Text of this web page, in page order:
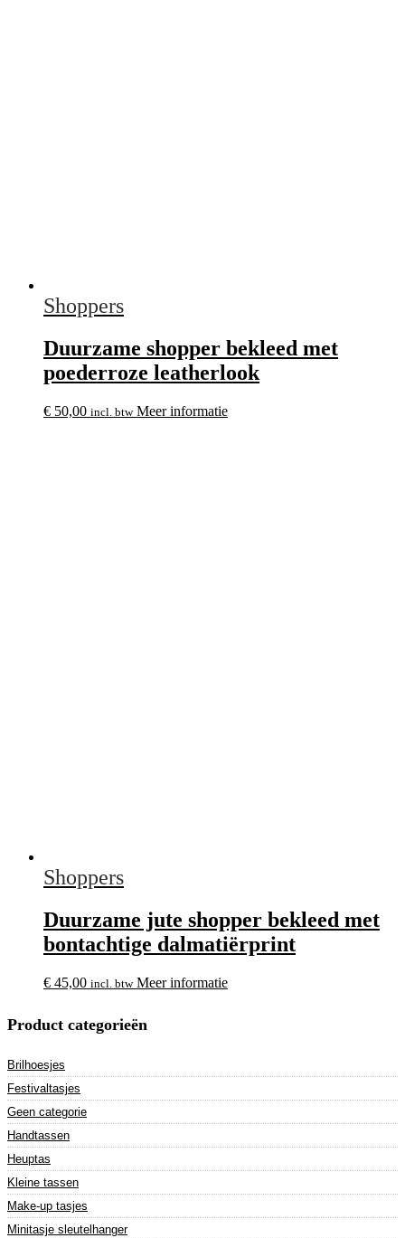
Shoppers
Duurzame shopper bekleed met
poederroze leatherlook
€ 50,00 incl. btw Meer informatie
Shoppers
Duurzame jute shopper bekleed met
bontachtige dalmatiërprint
€ 45,00 incl. btw Meer informatie
Product categorieën
Brilhoesjes
Festivaltasjes
Geen categorie
Handtassen
Heuptas
Kleine tassen
Make-up tasjes
Minitasje sleutelhanger